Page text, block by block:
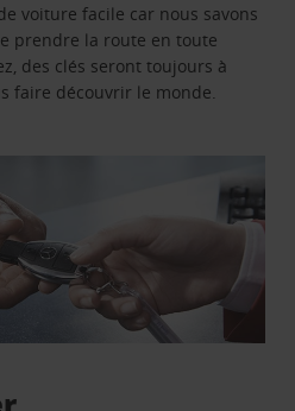
voiture facile car nous savons
prendre la route en toute
des clés seront toujours à
faire découvrir le monde.